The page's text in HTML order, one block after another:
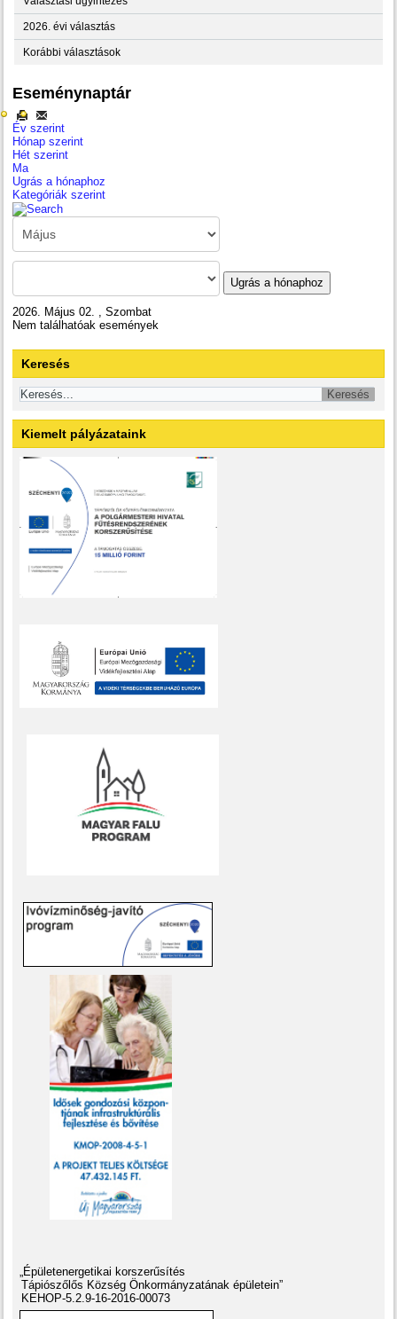
2026. évi választás
Korábbi választások
Eseménynaptár
Év szerint
Hónap szerint
Hét szerint
Ma
Ugrás a hónaphoz
Kategóriák szerint
Ugrás a hónaphoz
2026. Május 02. , Szombat
Nem találhatóak események
Keresés
Kiemelt pályázataink
„Épületenergetikai korszerűsítés
Tápiószőlős Község Önkormányzatának épületein”
KEHOP-5.2.9-16-2016-00073